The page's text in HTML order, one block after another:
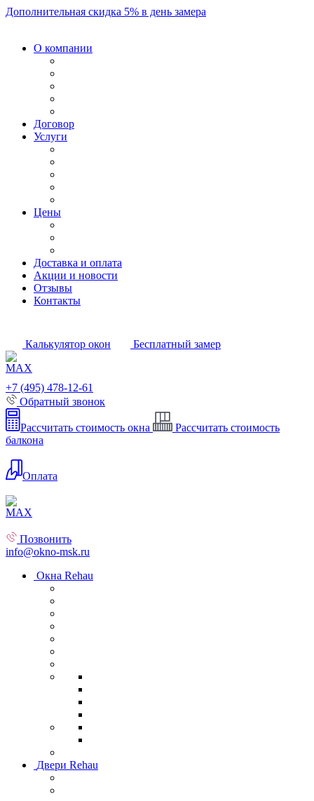
Дополнительная скидка 5% в день замера
О компании
Договор
Услуги
Цены
Доставка и оплата
Акции и новости
Отзывы
Контакты
Калькулятор окон Бесплатный замер
+7 (495) 478-12-61
Обратный звонок
Рассчитать стоимость окна
Рассчитать стоимость
балкона
Оплата
Позвонить
info@okno-msk.ru
Окна Rehau
Двери Rehau